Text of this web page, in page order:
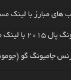
های مبارز با لینک
مستقیم
گو (جومونگ ۳) با لینک